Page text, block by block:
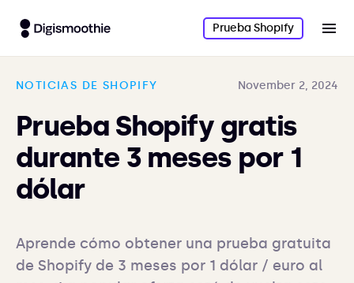
Prueba Shopify
NOTICIAS DE SHOPIFY November 2, 2024
Prueba Shopify gratis
durante 3 meses por 1
dólar
Aprende cómo obtener una prueba gratuita
de Shopify de 3 meses por 1 dólar / euro al